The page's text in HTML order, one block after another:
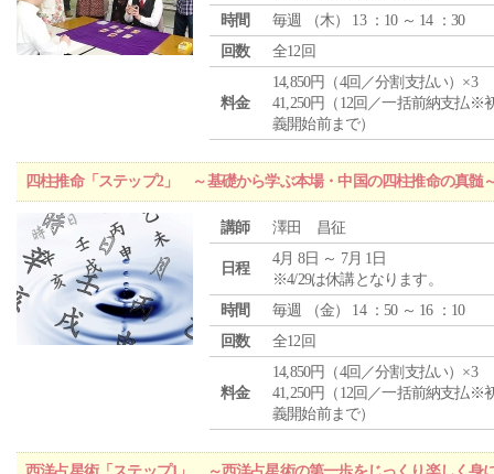
時間
毎週 （木） 13 ：10 ～ 14 ：30
回数
全12回
料金
14,850円（4回／分割支払い）×3
41,250円（12回／一括前納支払※
義開始前まで）
四柱推命「ステップ2」 ～基礎から学ぶ本場・中国の四柱推命の真髄
講師 澤田 昌征
日程
4月 8日 ～ 7月 1日
※4/29は休講となります。
時間
毎週 （金） 14 ：50 ～ 16 ：10
回数
全12回
料金
14,850円（4回／分割支払い）×3
41,250円（12回／一括前納支払※
義開始前まで）